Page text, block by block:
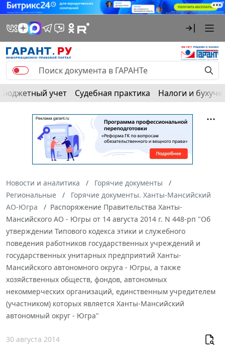
Бюджетный учет Судебная практика Налоги и
Новости и аналитика
Горячие документы
Региональные
Горячие документы. Ханты-Мансийский
АО-Югра
Распоряжение Правительства Ханты-
Мансийского АО - Югры от 14 августа 2014 г. N 448-рп "Об
утверждении Типового кодекса этики и служебного
поведения работников государственных учреждений и
государственных унитарных предприятий Ханты-
Мансийского автономного округа - Югры, а также
хозяйственных обществ, фондов, автономных
некоммерческих организаций, единственным учредителем
(участником) которых является Ханты-Мансийский
автономный округ - Югра"
30 августа 2014